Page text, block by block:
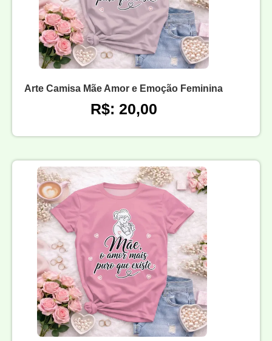
Arte Camisa Mãe Amor e Emoção Feminina
R$: 20,00